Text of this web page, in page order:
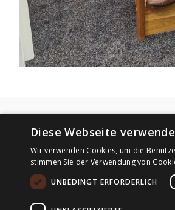
DSGVO
Pflegehinweise
Impressum
Diese Webseite
Wir verwenden Cookies, um die
stimmen Sie der Verwendung von
UNBEDINGT ERFORDERLICH